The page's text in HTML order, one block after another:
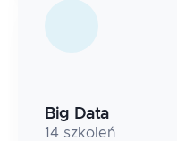
Big Data
14 szkoleń